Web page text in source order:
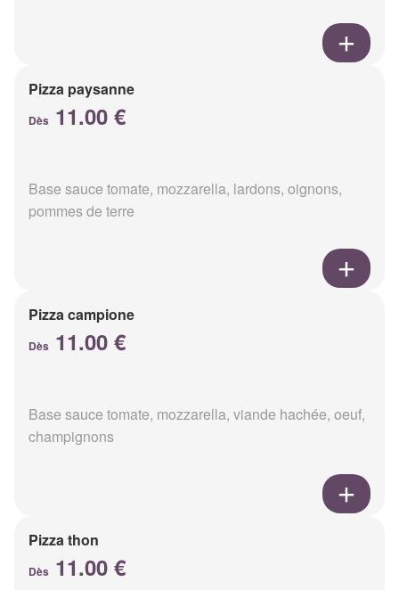
Pizza paysanne
Dès 11.00 €
Base sauce tomate, mozzarella, lardons, oignons,
pommes de terre
Pizza campione
Dès 11.00 €
Base sauce tomate, mozzarella, viande hachée, oeuf,
champignons
Pizza thon
Dès 11.00 €